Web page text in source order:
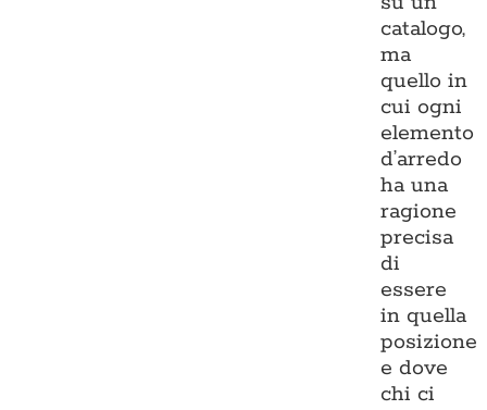
catalogo,
ma
quello in
cui ogni
elemento
d’arredo
ha una
ragione
precisa
di
essere
in quella
posizione
e dove
chi ci